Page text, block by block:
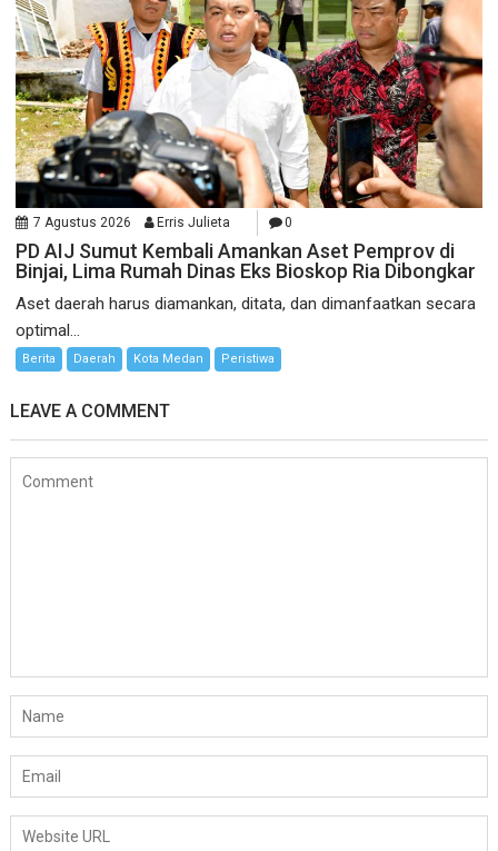
7 Agustus 2026 Erris Julieta 0
PD AIJ Sumut Kembali Amankan Aset Pemprov di
Binjai, Lima Rumah Dinas Eks Bioskop Ria Dibongkar
Aset daerah harus diamankan, ditata, dan dimanfaatkan secara
optimal...
Berita Daerah Kota Medan Peristiwa
LEAVE A COMMENT